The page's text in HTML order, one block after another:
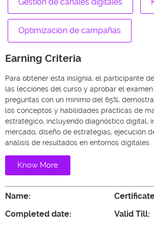
Optimización de campañas
Earning Criteria
Para obtener esta insignia, el participante
las lecciones del curso y aprobar el
preguntas con un mínimo del 65%,
los conceptos y habilidades prácticas de
estratégico, incluyendo diagnóstico digital,
mercado, diseño de estrategias, ejecución
análisis de resultados en entornos digitales.
Know More
Name:
Completed date:
Valid Till: